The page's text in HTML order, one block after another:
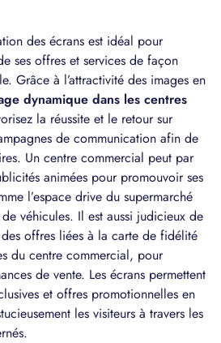
des écrans est idéal pour
ses offres et services de façon
Grâce à l’attractivité des images en
dynamique dans les centres
la réussite et le retour sur
de communication afin de
Un centre commercial peut par
animées pour promouvoir ses
l’espace drive du supermarché
véhicules. Il est aussi judicieux de
offres liées à la carte de fidélité
du centre commercial, pour
de vente. Les écrans permettent
et offres promotionnelles en
les visiteurs à travers les